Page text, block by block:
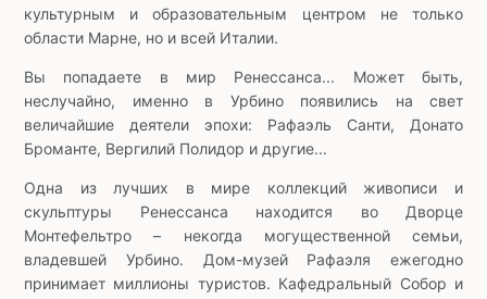
культурным и образовательным центром не только
области Марне, но и всей Италии.
Вы попадаете в мир Ренессанса... Может быть,
неслучайно, именно в Урбино появились на свет
величайшие деятели эпохи: Рафаэль Санти, Донато
Броманте, Вергилий Полидор и другие...
Одна из лучших в мире коллекций живописи и
скульптуры Ренессанса находится во Дворце
Монтефельтро – некогда могущественной семьи,
владевшей Урбино. Дом-музей Рафаэля ежегодно
принимает миллионы туристов. Кафедральный Собор и